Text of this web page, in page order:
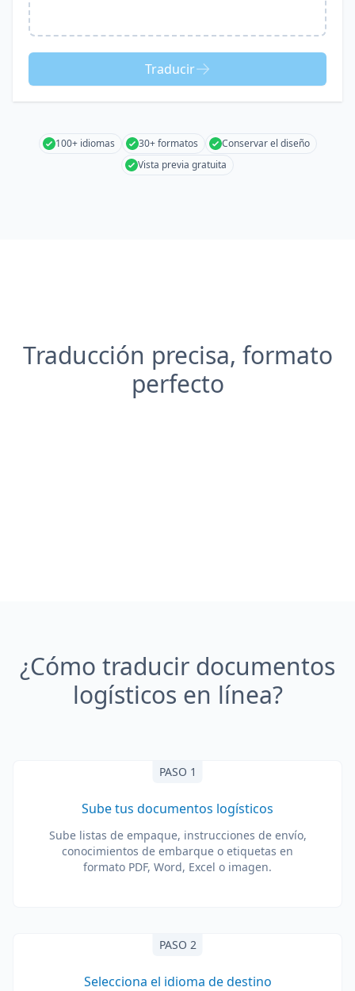
Traducir
100+ idiomas 30+ formatos
Conservar el diseño
Vista previa gratuita
Traducción precisa, formato
perfecto
¿Cómo traducir documentos
logísticos en línea?
PASO 1
Sube tus documentos logísticos
Sube listas de empaque, instrucciones de envío,
conocimientos de embarque o etiquetas en
formato PDF, Word, Excel o imagen.
PASO 2
Selecciona el idioma de destino